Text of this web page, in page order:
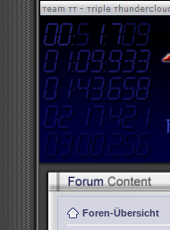
Foren-Übersicht